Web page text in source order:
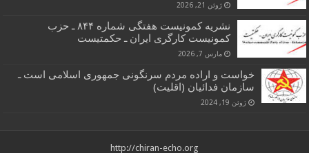
ژوئن 21, 2026
نشریه کمونیست هفتگی شماره ۸۴۴ ـ حزب
کمونیست کارگری ایران ـ حکمتیست
مارس 7, 2026
خواست و اراده مردم سرنگونی جمهوری اسلامی است ـ
سازمان فدائیان (اقلیت)
ژوئن 19, 2024
http://chiran-echo.org